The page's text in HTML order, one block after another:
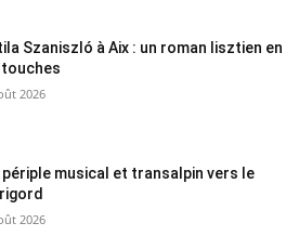
Szaniszló à Aix : un roman lisztien en
touches
2026
périple musical et transalpin vers le
2026